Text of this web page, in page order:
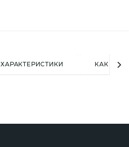
ХАРАКТЕРИСТИКИ КАК